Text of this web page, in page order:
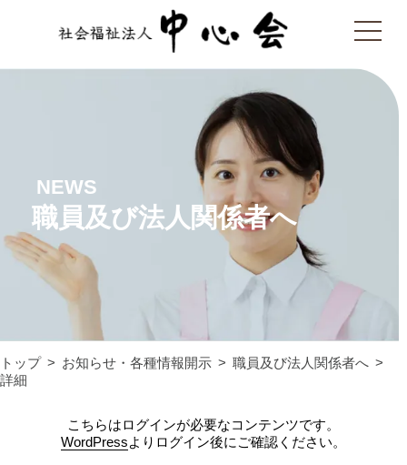
NEWS
職員及び法人関係者へ
トップ お知らせ・各種情報開示
職員及び法人関係者へ
詳細
こちらはログインが必要なコンテンツです。
WordPressよりログイン後にご確認ください。